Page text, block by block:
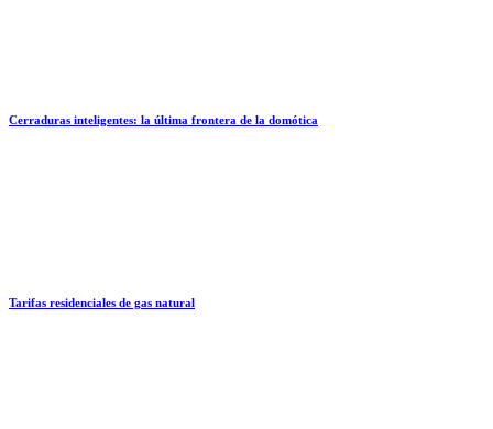
Cerraduras inteligentes: la última frontera de la domótica
Tarifas residenciales de gas natural